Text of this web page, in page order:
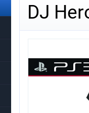
DJ